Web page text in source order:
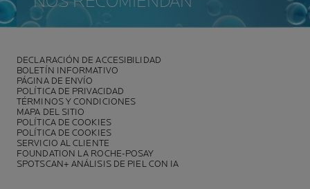
DECLARACIÓN DE ACCESIBILIDAD
BOLETÍN INFORMATIVO
PÁGINA DE ENVÍO
POLÍTICA DE PRIVACIDAD
TÉRMINOS Y CONDICIONES
MAPA DEL SITIO
POLÍTICA DE COOKIES
POLÍTICA DE COOKIES
SERVICIO AL CLIENTE
FOUNDATION LA ROCHE-POSAY
SPOTSCAN+ ANÁLISIS DE PIEL CON IA